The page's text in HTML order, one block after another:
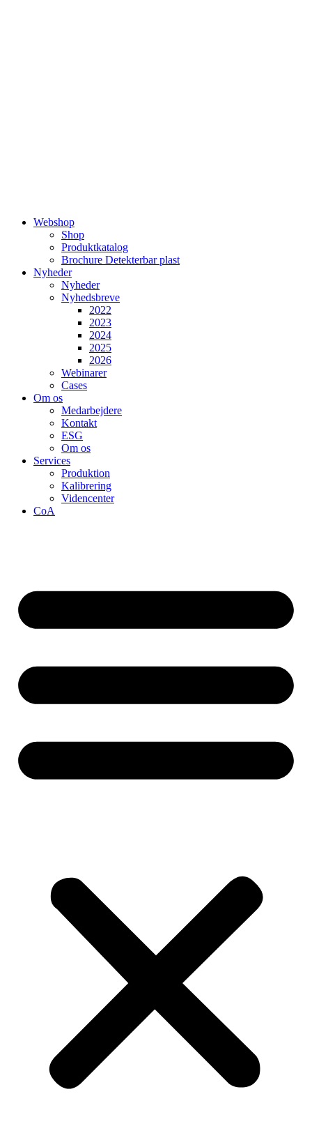
Webshop
Shop
Produktkatalog
Brochure Detekterbar plast
Nyheder
Nyheder
Nyhedsbreve
2022
2023
2024
2025
2026
Webinarer
Cases
Om os
Medarbejdere
Kontakt
ESG
Om os
Services
Produktion
Kalibrering
Videncenter
CoA